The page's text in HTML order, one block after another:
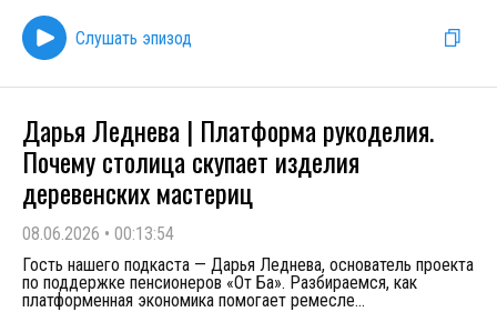
Слушать эпизод
Дарья Леднева | Платформа рукоделия.
Почему столица скупает изделия
деревенских мастериц
08.06.2026 • 00:13:54
Гость нашего подкаста — Дарья Леднева, основатель проекта
по поддержке пенсионеров «От Ба». Разбираемся, как
платформенная экономика помогает ремесле...